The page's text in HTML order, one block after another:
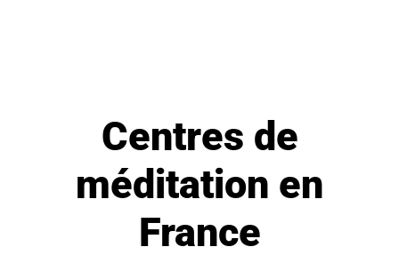
Centres de
méditation en
France